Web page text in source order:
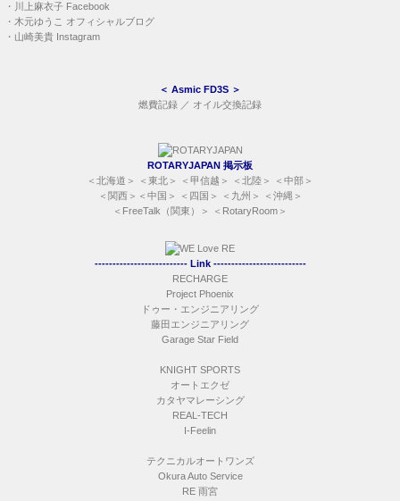
・ 川上麻衣子 Facebook
・ 木元ゆうこ オフィシャルブログ
・ 山崎美貴 Instagram
＜ Asmic FD3S ＞
燃費記録 ／ オイル交換記録
ROTARYJAPAN 掲示板
＜ 北海道 ＞ ＜ 東北 ＞ ＜ 甲信越 ＞ ＜ 北陸 ＞ ＜ 中部 ＞
＜ 関西 ＞＜ 中国 ＞ ＜ 四国 ＞ ＜ 九州 ＞ ＜ 沖縄＞
＜ FreeTalk（関東） ＞ ＜ RotaryRoom ＞
-------------------------- Link --------------------------
RECHARGE
Project Phoenix
ドゥー・エンジニアリング
藤田エンジニアリング
Garage Star Field
KNIGHT SPORTS
オートエクゼ
カタヤマレーシング
REAL-TECH
I-Feelin
テクニカルオートワンズ
Okura Auto Service
RE 雨宮